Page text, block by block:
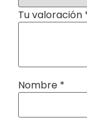
Tu valoración
Nombre *